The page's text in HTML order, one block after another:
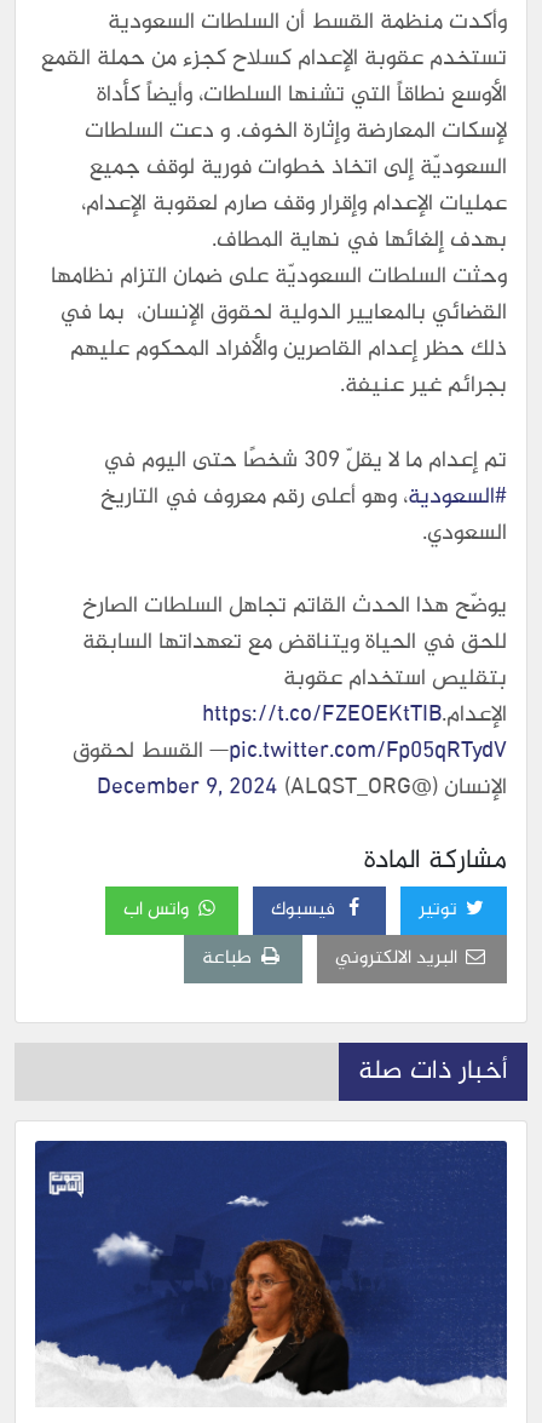
وأكدت منظمة القسط أن السلطات السعودية
تستخدم عقوبة الإعدام كسلاح كجزء من حملة القمع
الأوسع نطاقاً التي تشنها السلطات، وأيضاً كأداة
لإسكات المعارضة وإثارة الخوف. و دعت السلطات
السعوديّة إلى اتخاذ خطوات فورية لوقف جميع
عمليات الإعدام وإقرار وقف صارم لعقوبة الإعدام،
بهدف إلغائها في نهاية المطاف.
وحثت السلطات السعوديّة على ضمان التزام نظامها
القضائي بالمعايير الدولية لحقوق الإنسان، بما في
ذلك حظر إعدام القاصرين والأفراد المحكوم عليهم
بجرائم غير عنيفة.
تم إعدام ما لا يقلّ 309 شخصًا حتى اليوم في
#السعودية، وهو أعلى رقم معروف في التاريخ
السعودي.
يوضّح هذا الحدث القاتم تجاهل السلطات الصارخ
للحق في الحياة ويتناقض مع تعهداتها السابقة
بتقليص استخدام عقوبة
الإعدام.https://t.co/FZEOEKtTIB
pic.twitter.com/Fp05qRTydV— القسط لحقوق
الإنسان (@ALQST_ORG)
December 9, 2024
مشاركة المادة
توتير فيسبوك
واتس اب
البريد الالكتروني
طباعة
أخبار ذات صلة